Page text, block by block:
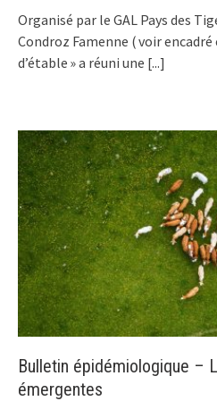
Organisé par le GAL Pays des
Condroz Famenne ( voir encadré
d’étable » a réuni une [...]
Bulletin épidémiologique –
émergentes